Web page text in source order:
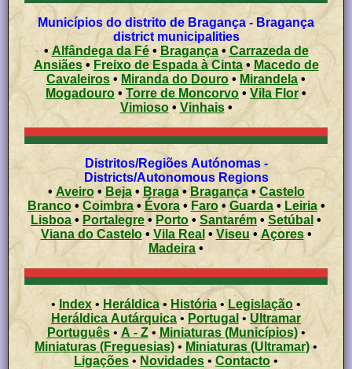
Municípios do distrito de Bragança - Bragança
district municipalities
•Alfândega da Fé• Bragança• Carrazeda de
Ansiães•Freixo de Espada à Cinta• Macedo de
Cavaleiros• Miranda do Douro • Mirandela •
Mogadouro • Torre de Moncorvo • Vila Flor •
Vimioso• Vinhais•
Distritos/Regiões Autónomas -
Districts/Autonomous Regions
• Aveiro• Beja• Braga•Bragança• Castelo
Branco• Coimbra• Évora• Faro• Guarda• Leiria•
Lisboa • Portalegre• Porto • Santarém • Setúbal •
Viana do Castelo• Vila Real • Viseu •Açores •
Madeira •
• Index • Heráldica• História • Legislação •
Heráldica Autárquica• Portugal • Ultramar
Português• A - Z• Miniaturas (Municípios)•
Miniaturas (Freguesias)• Miniaturas (Ultramar)•
Ligações•Novidades •Contacto •